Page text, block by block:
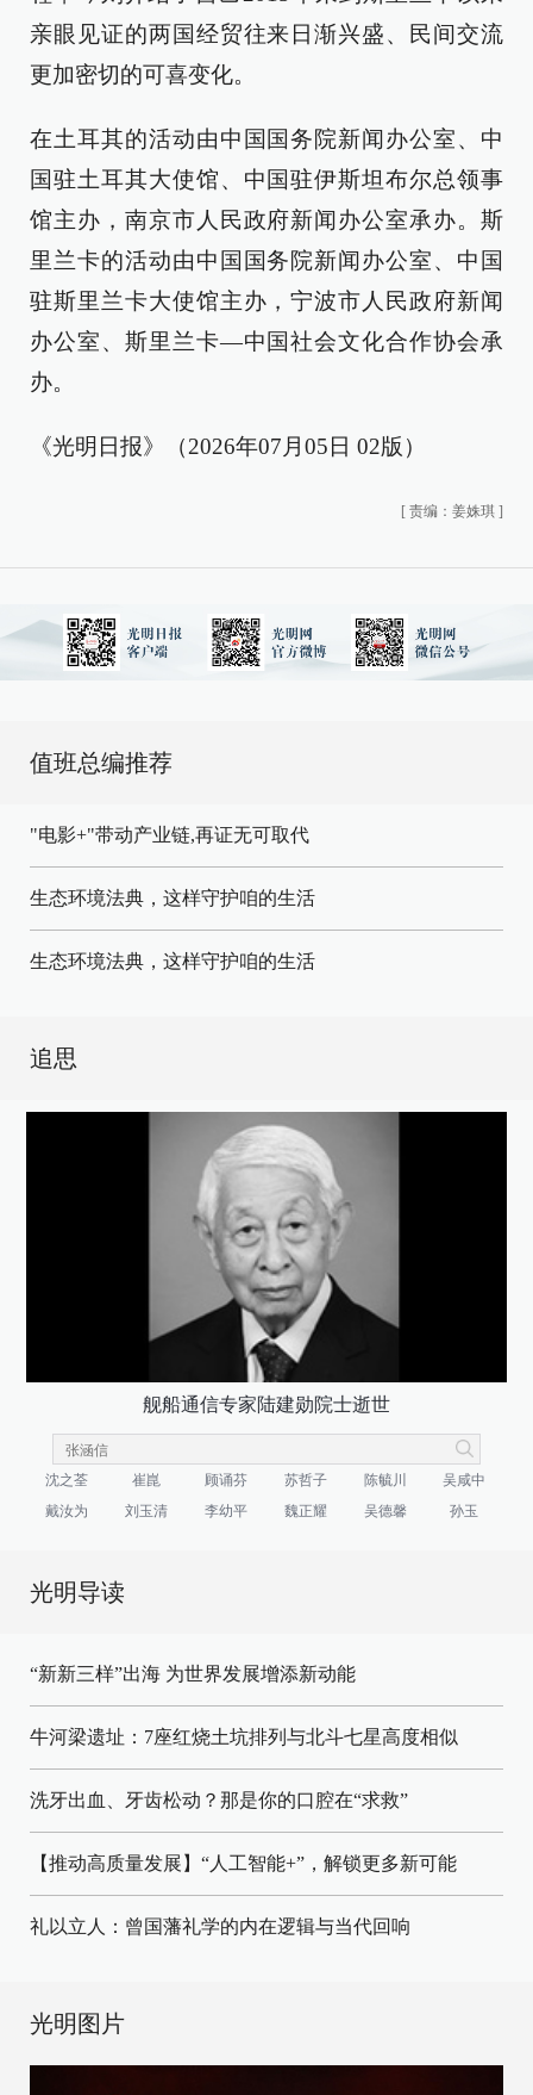
亲眼见证的两国经贸往来日渐兴盛、民间交流
更加密切的可喜变化。
在土耳其的活动由中国国务院新闻办公室、中
国驻土耳其大使馆、中国驻伊斯坦布尔总领事
馆主办，南京市人民政府新闻办公室承办。斯
里兰卡的活动由中国国务院新闻办公室、中国
驻斯里兰卡大使馆主办，宁波市人民政府新闻
办公室、斯里兰卡—中国社会文化合作协会承
办。
《光明日报》（2026年07月05日 02版）
[ 责编：姜姝琪 ]
值班总编推荐
"电影+"带动产业链,再证无可取代
生态环境法典，这样守护咱的生活
生态环境法典，这样守护咱的生活
追思
舰船通信专家陆建勋院士逝世
沈之荃 崔崑 顾诵芬 苏哲子 陈毓川
吴咸中
戴汝为
刘玉清 李幼平 魏正耀 吴德馨 孙玉
光明导读
“新新三样”出海 为世界发展增添新动能
牛河梁遗址：7座红烧土坑排列与北斗七星高度相似
洗牙出血、牙齿松动？那是你的口腔在“求救”
【推动高质量发展】“人工智能+”，解锁更多新可能
礼以立人：曾国藩礼学的内在逻辑与当代回响
光明图片